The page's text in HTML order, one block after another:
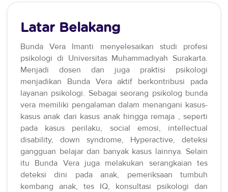
Latar Belakang
Bunda Vera Imanti menyelesaikan studi profesi
psikologi di Universitas Muhammadiyah Surakarta.
Menjadi dosen dan juga praktisi psikologi
menjadikan Bunda Vera aktif berkontribusi pada
layanan psikologi. Sebagai seorang psikolog bunda
vera memiliki pengalaman dalam menangani kasus-
kasus anak dari kasus anak hingga remaja , seperti
pada kasus perilaku, social emosi, intellectual
disability, down syndrome, Hyperactive, deteksi
gangguan belajar dan banyak kasus lainnya. Selain
itu Bunda Vera juga melakukan serangkaian tes
deteksi dini pada anak, pemeriksaan tumbuh
kembang anak, tes IQ, konsultasi psikologi dan